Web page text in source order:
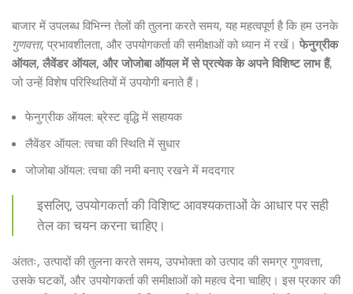
बाजार में उपलब्ध विभिन्न तेलों की तुलना करते समय, यह महत्वपूर्ण है कि हम उनके
गुणवत्ता, प्रभावशीलता, और उपयोगकर्ता की समीक्षाओं को ध्यान में रखें। फेनुग्रीक
ऑयल, लैवेंडर ऑयल, और जोजोबा ऑयल में से प्रत्येक के अपने विशिष्ट लाभ हैं,
जो उन्हें विशेष परिस्थितियों में उपयोगी बनाते हैं।
फेनुग्रीक ऑयल: ब्रेस्ट वृद्धि में सहायक
लैवेंडर ऑयल: त्वचा की स्थिति में सुधार
जोजोबा ऑयल: त्वचा की नमी बनाए रखने में मददगार
इसलिए, उपयोगकर्ता की विशिष्ट आवश्यकताओं के आधार पर सही
तेल का चयन करना चाहिए।
अंततः, उत्पादों की तुलना करते समय, उपभोक्ता को उत्पाद की समग्र गुणवत्ता,
उसके घटकों, और उपयोगकर्ता की समीक्षाओं को महत्व देना चाहिए। इस प्रकार की